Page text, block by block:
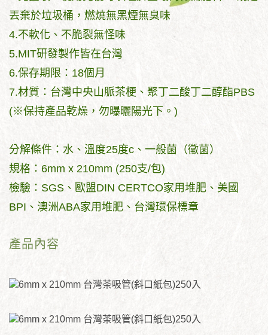
丟棄於垃圾桶，燃燒無黑煙無臭味
4.不軟化、不脆裂無怪味
5.MIT研發製作皆在台灣
6.保存期限：18個月
7.材質：台灣中央山脈茶梗、聚丁二酸丁二醇酯PBS
(※保持產品乾燥，勿曝曬陽光下。)
分解條件：水、溫度25度c、一般菌（黴菌）
規格：6mm x 210mm (250支/包)
檢驗：SGS、歐盟DIN CERTCO家用堆肥、美國
BPI、澳洲ABA家用堆肥、台灣環保標章
產品內容